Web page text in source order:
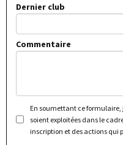
Dernier club
Commentaire
En soumettant ce
soient exploitées dans le
inscription et des actions qui